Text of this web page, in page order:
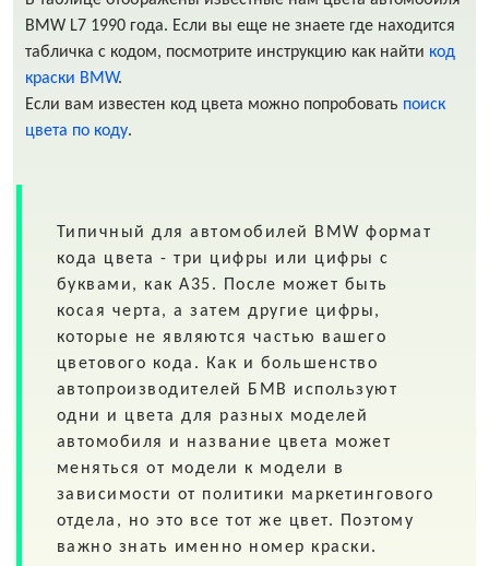
BMW L7 1990 года. Если вы еще не знаете где находится
табличка с кодом, посмотрите инструкцию как найти код
краски BMW.
Если вам известен код цвета можно попробовать поиск
цвета по коду.
Типичный для автомобилей BMW формат
кода цвета - три цифры или цифры с
буквами, как A35. После может быть
косая черта, а затем другие цифры,
которые не являются частью вашего
цветового кода. Как и большенство
автопроизводителей БМВ используют
одни и цвета для разных моделей
автомобиля и название цвета может
меняться от модели к модели в
зависимости от политики маркетингового
отдела, но это все тот же цвет. Поэтому
важно знать именно номер краски.